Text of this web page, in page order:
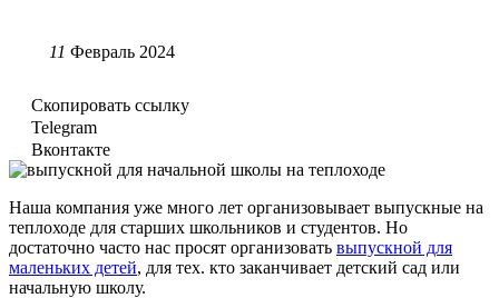
11 Февраль 2024
Скопировать ссылку
Telegram
Вконтакте
Наша компания уже много лет организовывает выпускные на
теплоходе для старших школьников и студентов. Но
достаточно часто нас просят организовать выпускной для
маленьких детей, для тех. кто заканчивает детский сад или
начальную школу.